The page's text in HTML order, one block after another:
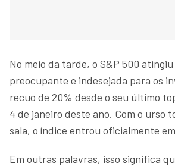
No meio da tarde, o S&P 500
preocupante e indesejada para os
recuo de 20% desde o seu último
4 de janeiro deste ano. Com o urso
sala, o índice entrou oficialmente
Em outras palavras, isso significa